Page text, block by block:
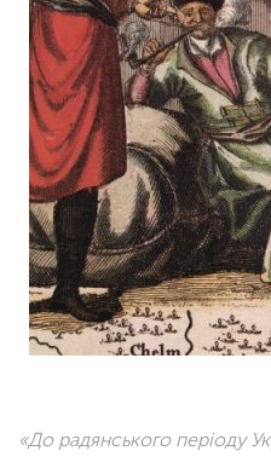
«До радянського періоду